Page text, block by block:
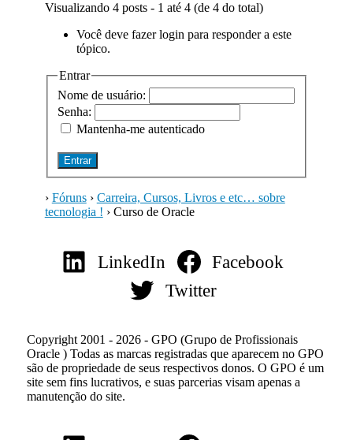
Visualizando 4 posts - 1 até 4 (de 4 do total)
Você deve fazer login para responder a este
tópico.
Entrar
Nome de usuário:
Senha:
Mantenha-me autenticado
Entrar
› Fóruns › Carreira, Cursos, Livros e etc… sobre
tecnologia ! › Curso de Oracle
LinkedIn
Facebook
Twitter
Copyright 2001 - 2026 - GPO (Grupo de Profissionais
Oracle ) Todas as marcas registradas que aparecem no GPO
são de propriedade de seus respectivos donos. O GPO é um
site sem fins lucrativos, e suas parcerias visam apenas a
manutenção do site.